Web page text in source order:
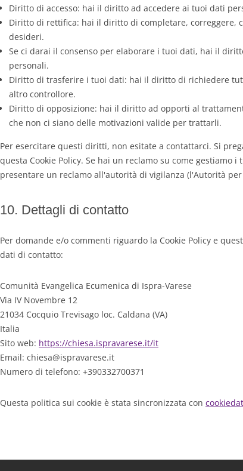
Diritto di accesso: hai il diritto ad accedere ai tuoi dati
Diritto di rettifica: hai il diritto di completare, correggere,
desideri.
Se ci darai il consenso per elaborare i tuoi dati, hai il
personali.
Diritto di trasferire i tuoi dati: hai il diritto di richiedere
altro controllore.
Diritto di opposizione: hai il diritto ad opporti al
che non ci siano delle motivazioni valide per trattarli.
Per esercitare questi diritti, non esitate a contattarci. Si
questa Cookie Policy. Se hai un reclamo su come
presentare un reclamo all'autorità di vigilanza (l'Autorità
10. Dettagli di contatto
Per domande e/o commenti riguardo la Cookie Policy e
dati di contatto:
Comunità Evangelica Ecumenica di Ispra-Varese
Via IV Novembre 12
21034 Cocquio Trevisago loc. Caldana (VA)
Italia
Sito web: https://chiesa.ispravarese.it/it
Email: chiesa@ispravarese.it
Numero di telefono: +390332700371
Questa politica sui cookie è stata sincronizzata con